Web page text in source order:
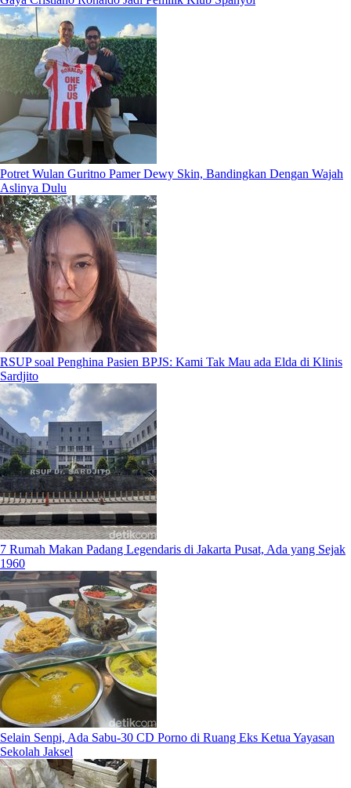
Potret Wulan Guritno Pamer Dewy Skin, Bandingkan Dengan Wajah
Aslinya Dulu
RSUP soal Penghina Pasien BPJS: Kami Tak Mau ada Elda di Klinis
Sardjito
7 Rumah Makan Padang Legendaris di Jakarta Pusat, Ada yang Sejak
1960
Selain Senpi, Ada Sabu-30 CD Porno di Ruang Eks Ketua Yayasan
Sekolah Jaksel